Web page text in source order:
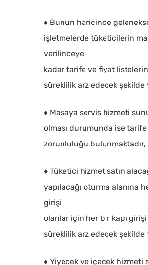
♦ Bunun haricinde
işletmelerde tüketicilerin
verilinceye
kadar tarife ve fiyat
süreklilik arz edecek
♦ Masaya servis hizmeti
olması durumunda ise
zorunluluğu bulunmaktadır,
♦ Tüketici hizmet satın
yapılacağı oturma alanına
girişi
olanlar için her bir kapı
süreklilik arz edecek
♦ Yiyecek ve içecek